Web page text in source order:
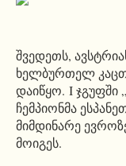
შვედეთს,
ხელბურთელ
დაიწყო. I ჯგუფში
ჩემპიონმა
მიმდინარე
მოიგეს.